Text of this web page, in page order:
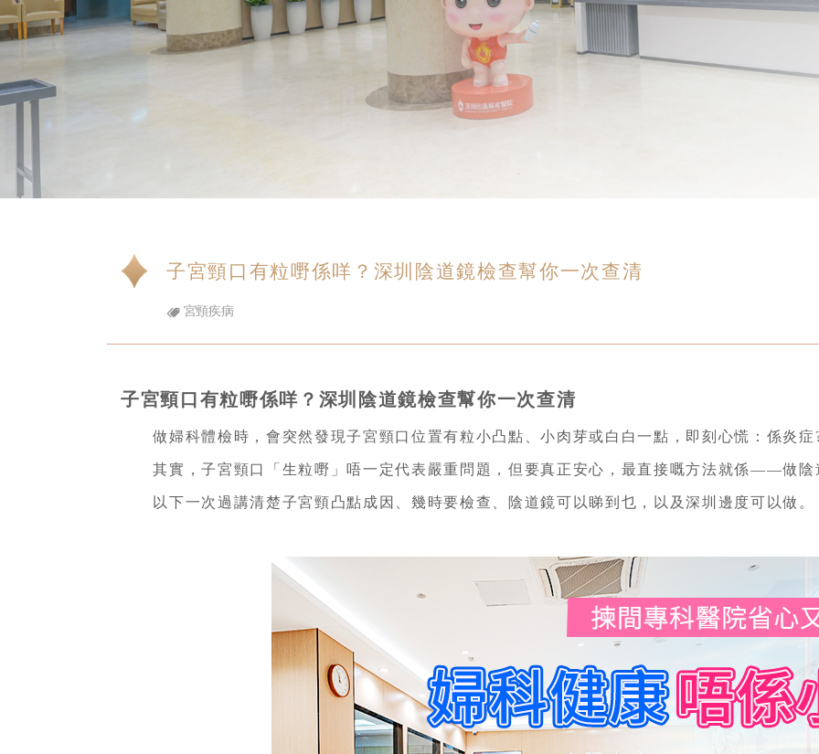
子宮頸口有粒嘢係咩？深圳陰道鏡檢查幫你一次查清
宮頸疾病
子宮頸口有粒嘢係咩？深圳陰道鏡檢查幫你一次查清
做婦科體檢時，會突然發現子宮頸口位置有粒小凸點、小肉芽或白白一點，即刻心慌：係炎症
其實，子宮頸口「生粒嘢」唔一定代表嚴重問題，但要真正安心，最直接嘅方法就係——做陰
以下一次過講清楚子宮頸凸點成因、幾時要檢查、陰道鏡可以睇到乜，以及深圳邊度可以做。